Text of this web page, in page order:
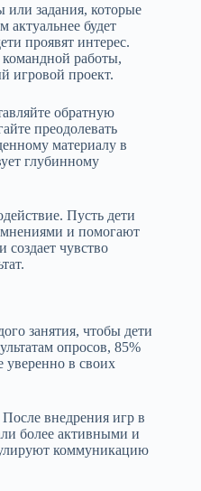
или задания, которые
актуальнее будет
проявят интерес.
работы,
игровой проект.
обратную
преодолевать
материалу в
глубинному
Пусть дети
мнениями и помогают
создает чувство
занятия, чтобы дети
опросов, 85%
уверенно в своих
внедрения игр в
более активными и
коммуникацию